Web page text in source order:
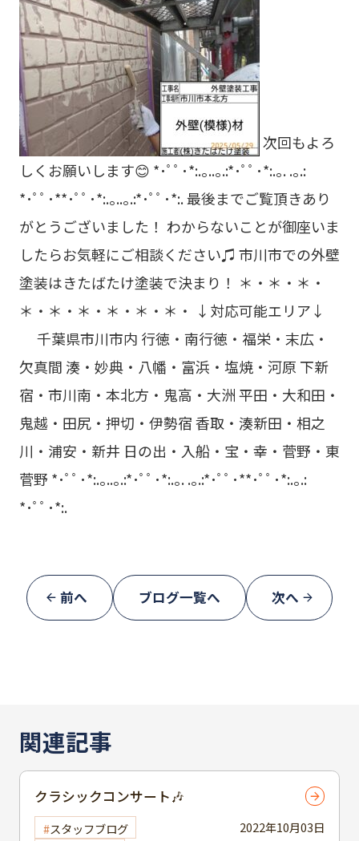
次回もよろ
しくお願いします😊 *･ﾟﾟ･*:.｡..｡.:*･ﾟﾟ･*:.｡. .｡.:
*･ﾟﾟ･**･ﾟﾟ･*:.｡..｡.:*･ﾟﾟ･*:. 最後までご覧頂きあり
がとうございました！ わからないことが御座いま
したらお気軽にご相談ください♫ 市川市での外壁
塗装はきたばたけ塗装で決まり！ ＊・＊・＊・
＊・＊・＊・＊・＊・＊・ ↓対応可能エリア↓
千葉県市川市内 行徳・南行徳・福栄・末広・
欠真間 湊・妙典・八幡・富浜・塩焼・河原 下新
宿・市川南・本北方・鬼高・大洲 平田・大和田・
鬼越・田尻・押切・伊勢宿 香取・湊新田・相之
川・浦安・新井 日の出・入船・宝・幸・菅野・東
菅野 *･ﾟﾟ･*:.｡..｡.:*･ﾟﾟ･*:.｡. .｡.:*･ﾟﾟ･**･ﾟﾟ･*:.｡.:
*･ﾟﾟ･*:.
前へ ブログ一覧へ 次へ
関連記事
2022年10月03日
クラシックコンサート🎶
スタッフブログ